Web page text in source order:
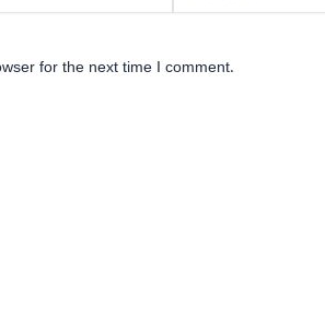
for the next time I comment.